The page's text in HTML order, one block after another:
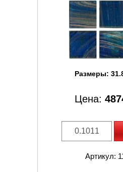
Размеры:
Цена:
Артикул: